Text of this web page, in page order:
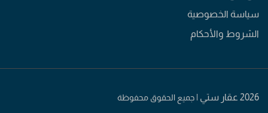
سياسة الخصوصية
الشروط والأحكام
2026 عقار ستي | جميع الحقوق محفوظة